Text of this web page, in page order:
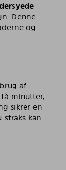
Denne
og
af
minutter,
sikrer en
kan